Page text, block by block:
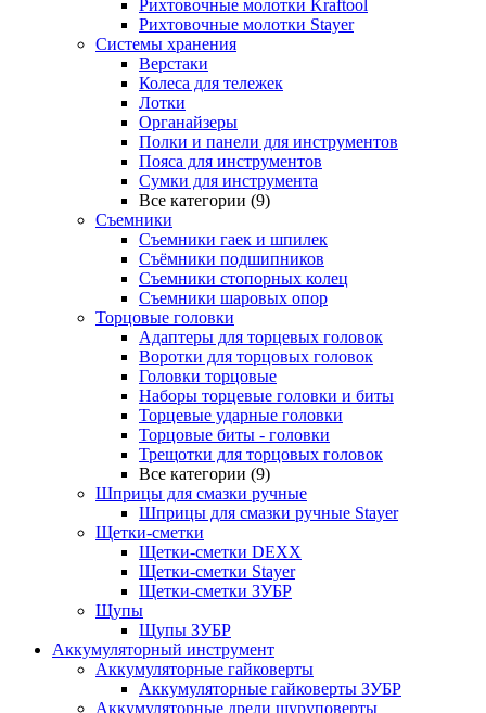
Рихтовочные молотки Kraftool
Рихтовочные молотки Stayer
Системы хранения
Верстаки
Колеса для тележек
Лотки
Органайзеры
Полки и панели для инструментов
Пояса для инструментов
Сумки для инструмента
Все категории (9)
Съемники
Съемники гаек и шпилек
Съёмники подшипников
Съемники стопорных колец
Съемники шаровых опор
Торцовые головки
Адаптеры для торцевых головок
Воротки для торцовых головок
Головки торцовые
Наборы торцевые головки и биты
Торцевые ударные головки
Торцовые биты - головки
Трещотки для торцовых головок
Все категории (9)
Шприцы для смазки ручные
Шприцы для смазки ручные Stayer
Щетки-сметки
Щетки-сметки DEXX
Щетки-сметки Stayer
Щетки-сметки ЗУБР
Щупы
Щупы ЗУБР
Аккумуляторный инструмент
Аккумуляторные гайковерты
Аккумуляторные гайковерты ЗУБР
Аккумуляторные дрели шуруповерты